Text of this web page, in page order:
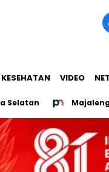
KESEHATAN VIDEO
Majalengka